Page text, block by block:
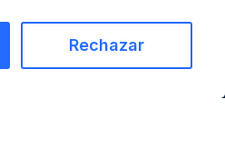
trademark of MaintainX Inc.
y condicionesRechazar